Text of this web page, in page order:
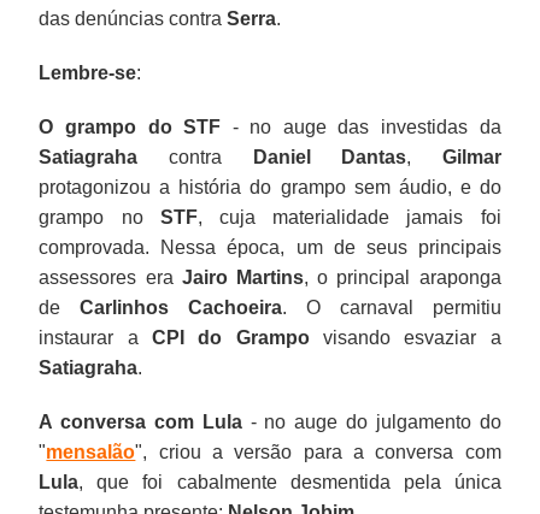
das denúncias contraSerra.
Lembre-se:
O grampo do STF - no auge das investidas da
Satiagraha contra Daniel Dantas, Gilmar
protagonizou a história do grampo sem áudio, e do
grampo no STF, cuja materialidade jamais foi
comprovada. Nessa época, um de seus principais
assessores era Jairo Martins, o principal araponga
deCarlinhos Cachoeira. O carnaval permitiu
instaurar aCPI do Grampovisando esvaziar a
Satiagraha.
A conversa com Lula- no auge do julgamento do
"mensalão", criou a versão para a conversa com
Lula, que foi cabalmente desmentida pela única